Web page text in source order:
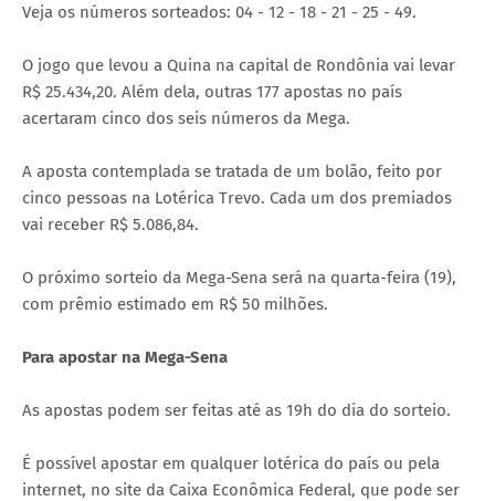
Veja os números sorteados: 04 - 12 - 18 - 21 - 25 - 49.
O jogo que levou a Quina na capital de Rondônia vai levar
R$ 25.434,20. Além dela, outras 177 apostas no país
acertaram cinco dos seis números da Mega.
A aposta contemplada se tratada de um bolão, feito por
cinco pessoas na Lotérica Trevo. Cada um dos premiados
vai receber R$ 5.086,84.
O próximo sorteio da Mega-Sena será na quarta-feira (19),
com prêmio estimado em R$ 50 milhões.
Para apostar na Mega-Sena
As apostas podem ser feitas até as 19h do dia do sorteio.
É possível apostar em qualquer lotérica do país ou pela
internet, no site da Caixa Econômica Federal, que pode ser